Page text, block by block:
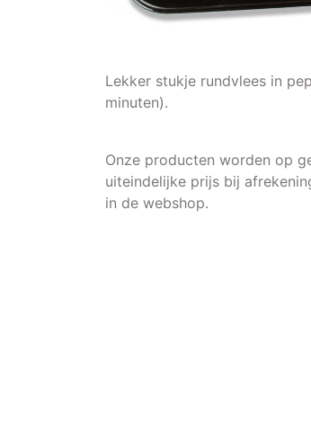
Lekker stukje rundvlees in
minuten).
Onze producten worden op
uiteindelijke prijs bij
in de webshop.